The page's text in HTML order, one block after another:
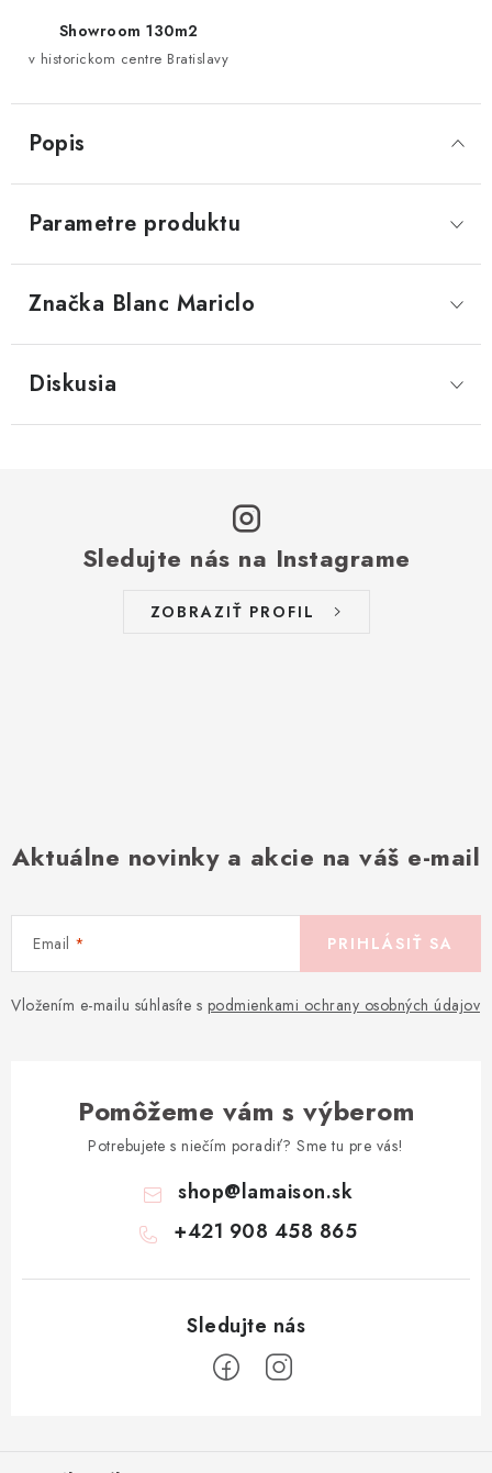
Showroom 130m2
v historickom centre Bratislavy
Popis
Parametre produktu
Značka Blanc Mariclo
Diskusia
Sledujte nás na Instagrame
ZOBRAZIŤ PROFIL
Aktuálne novinky a akcie na váš e-mail
Email
Vložením e-mailu súhlasíte s podmienkami ochrany osobných údajov
PRIHLÁSIŤ SA
Pomôžeme vám s výberom
Potrebujete s niečím poradiť? Sme tu pre vás!
shop@lamaison.sk
+421 908 458 865